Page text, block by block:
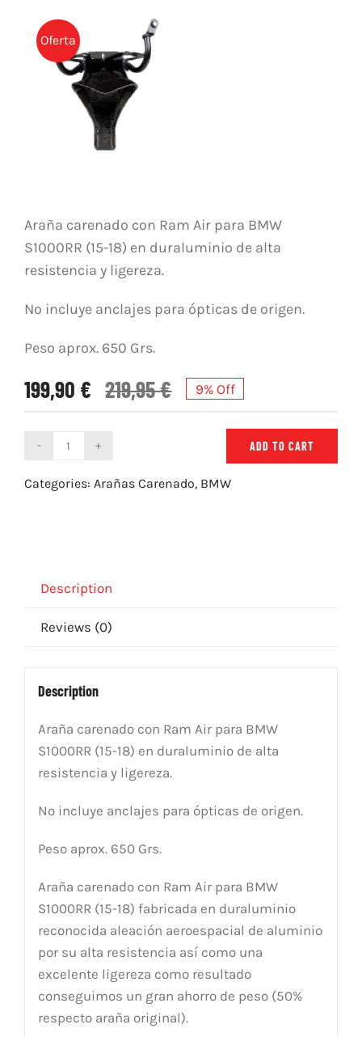
Oferta
Araña carenado con Ram Air para BMW
S1000RR (15-18) en duraluminio de alta
resistencia y ligereza.
No incluye anclajes para ópticas de origen.
Peso aprox. 650 Grs.
219,95€
199,90 € 9% Off
Araña
Carenado
S1000RR
18)
ADD TO CART
Categories: Arañas Carenado, BMW
Description
Reviews (0)
Description
Araña carenado con Ram Air para BMW
S1000RR (15-18) en duraluminio de alta
resistencia y ligereza.
No incluye anclajes para ópticas de origen.
Peso aprox. 650 Grs.
Araña carenado con Ram Air para BMW
S1000RR (15-18) fabricada en duraluminio
reconocida aleación aeroespacial de aluminio
por su alta resistencia así como una
excelente ligereza como resultado
conseguimos un gran ahorro de peso (50%
respecto araña original).